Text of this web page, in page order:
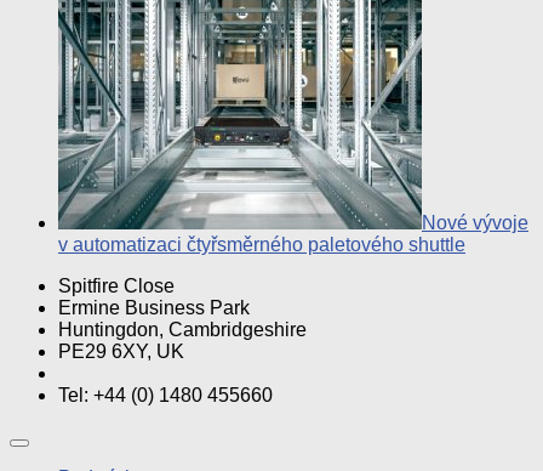
Nové vývoje
v automatizaci čtyřsměrného paletového shuttle
Spitfire Close
Ermine Business Park
Huntingdon, Cambridgeshire
PE29 6XY, UK
Tel: +44 (0) 1480 455660